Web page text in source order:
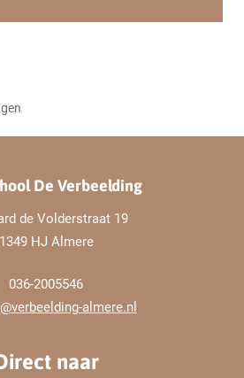
De Verbeelding
de Volderstraat 19
1349 HJ Almere
036-2005546
almere.nl
naar